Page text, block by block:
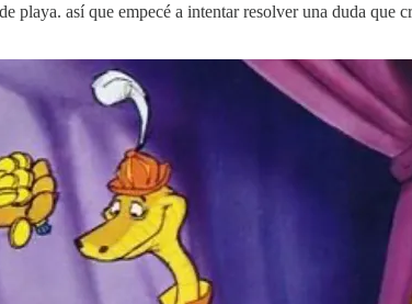
playa. así que empecé a intentar resolver una duda que